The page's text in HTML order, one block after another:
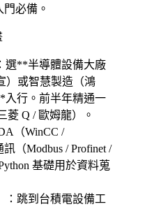
必備。
選**半導體設備大廠
）或智慧製造（鴻
入行。前半年精通一
菱 Q / 歐姆龍）。
（WinCC /
（Modbus / Profinet /
基礎用於資料蒐
：跳到 台積電設備工